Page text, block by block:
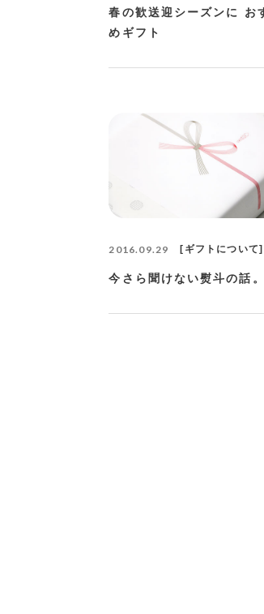
春の歓送迎シーズンに お
めギフト
2016.09.29 ギフトについて
今さら聞けない熨斗の話。